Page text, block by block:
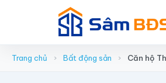
dungTrang chủ › Bất động sản › Căn hộ